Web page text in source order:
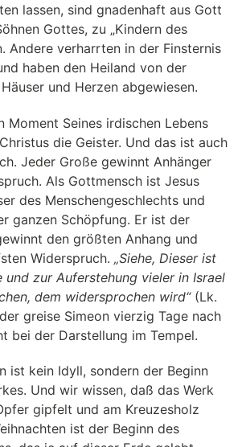
lassen, sind gnadenhaft aus Gott
Gottes, zu „Kindern des
Andere verharrten in der Finsternis
haben den Heiland von der
und Herzen abgewiesen.
Moment Seines irdischen Lebens
die Geister. Und das ist auch
Jeder Große gewinnt Anhänger
Als Gottmensch ist Jesus
des Menschengeschlechts und
ganzen Schöpfung. Er ist der
den größten Anhang und
Widerspruch. „Siehe, Dieser ist
und zur Auferstehung vieler in Israel
dem widersprochen wird“(Lk.
greise Simeon vierzig Tage nach
bei der Darstellung im Tempel.
ist kein Idyll, sondern der Beginn
Und wir wissen, daß das Werk
gipfelt und am Kreuzesholz
ist der Beginn des